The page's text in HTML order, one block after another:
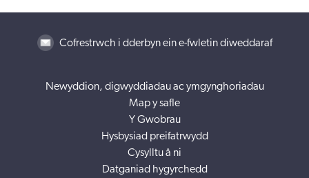
Cofrestrwch i dderbyn ein e-fwletin diweddaraf
Newyddion, digwyddiadau ac ymgynghoriadau
Map y safle
Y Gwobrau
Hysbysiad preifatrwydd
Cysylltu â ni
Datganiad hygyrchedd